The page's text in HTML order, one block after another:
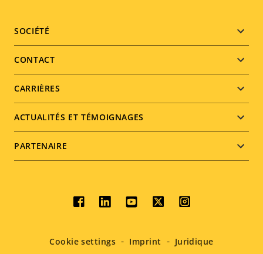
Footer
menu
SOCIÉTÉ
CONTACT
CARRIÈRES
ACTUALITÉS ET TÉMOIGNAGES
PARTENAIRE
Social
menu
Cookie settings Imprint Juridique